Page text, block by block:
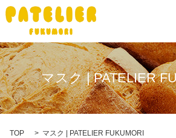
マスク | PATELIER
TOP マスク | PATELIER FUKUMORI